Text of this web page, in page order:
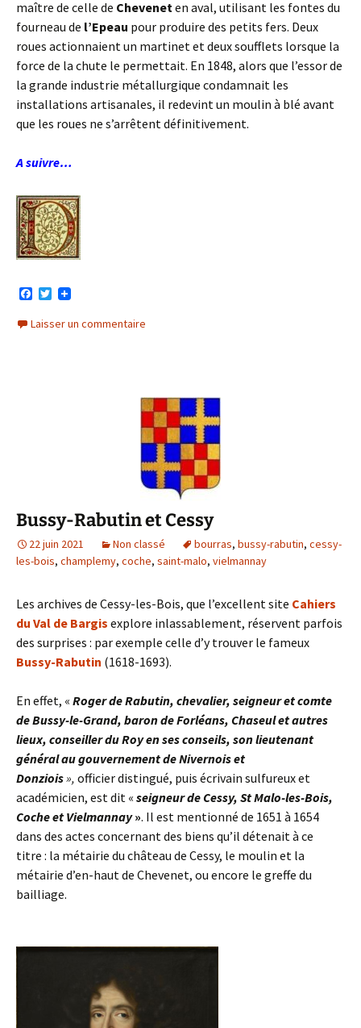
maître de celle de Cheveneten aval, utilisant les fontes du
fourneau de l’Epeau pour produire des petits fers. Deux
roues actionnaient un martinet et deux soufflets lorsque la
force de la chute le permettait. En 1848, alors que l’essor de
la grande industrie métallurgique condamnait les
installations artisanales, il redevint un moulin à blé avant
que les roues ne s’arrêtent définitivement.
A suivre…
c
e
T
i
t
Laisser un commentaire
Bussy-Rabutin et Cessy
22 juin 2021 Non classé bourras, bussy-rabutin, cessy-
les-bois, champlemy, coche, saint-malo, vielmannay
Les archives de Cessy-les-Bois, que l’excellent site Cahiers
du Val de Bargis explore inlassablement, réservent parfois
des surprises : par exemple celle d’y trouver le fameux
Bussy-Rabutin (1618-1693).
En effet, « Roger de Rabutin, chevalier, seigneur et comte
de Bussy-le-Grand, baron de Forléans, Chaseul et autres
lieux, conseiller du Roy en ses conseils, son lieutenant
général au gouvernement de Nivernois et
Donziois», officier distingué, puis écrivain sulfureux et
académicien, est dit « seigneur de Cessy, St Malo-les-Bois,
Coche et Vielmannay». Il est mentionné de 1651 à 1654
dans des actes concernant des biens qu’il détenait à ce
titre : la métairie du château de Cessy, le moulin et la
métairie d’en-haut de Chevenet, ou encore le greffe du
bailliage.